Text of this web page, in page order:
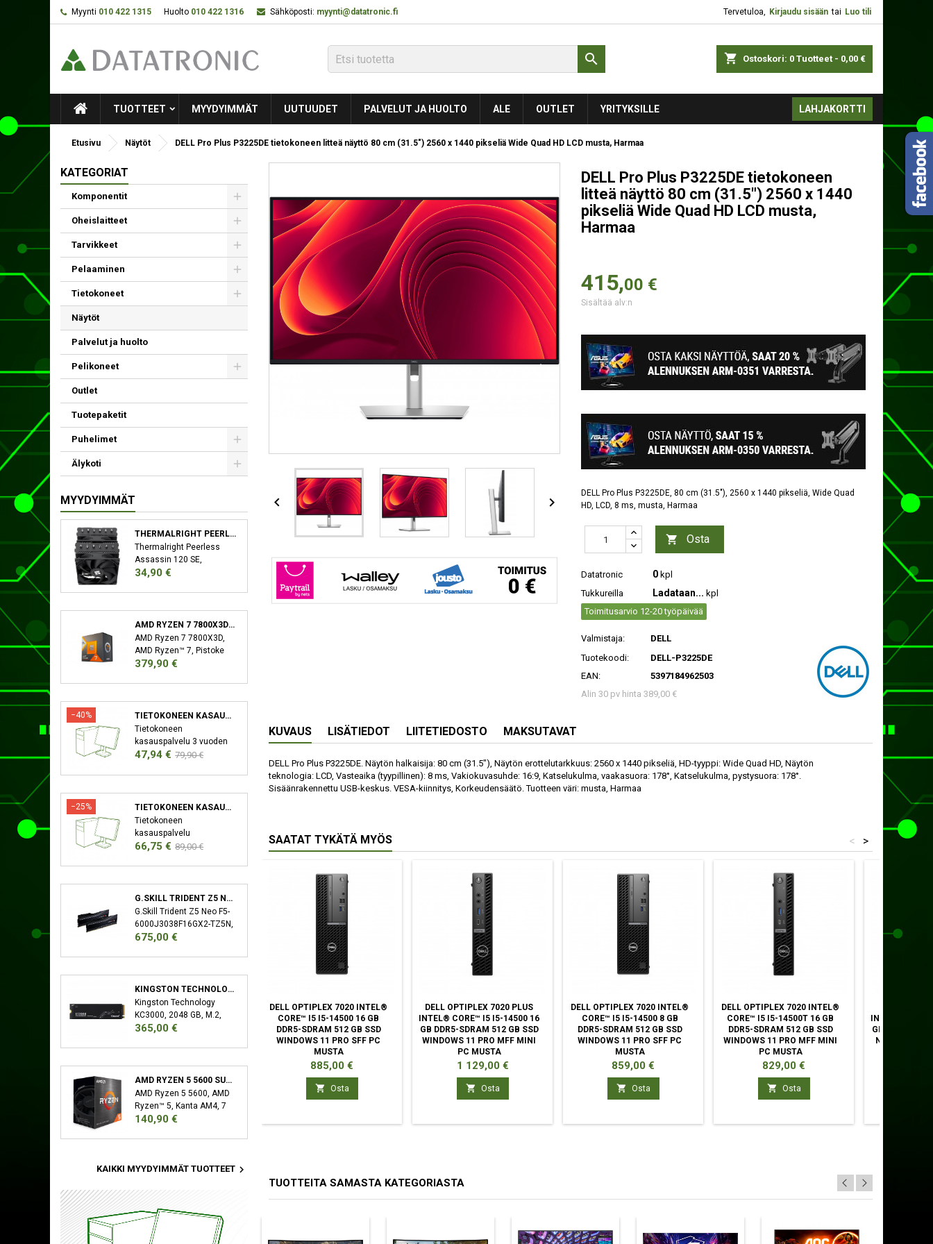
Myynti 010 422 1315 Huolto 010 422 1316 Sähköposti: myynti@datatronic.fi Tervetuloa, Kirjaudu sisään tai Luo tili
shopping_cart Ostoskori: 0 Tuotteet - 0,00 €

TUOTTEET MYYDYIMMÄT UUTUUDET PALVELUT JA HUOLTO ALE OUTLET YRITYKSILLE LAHJAKORTTI
Etusivu Näytöt DELL Pro Plus P3225DE tietokoneen litteä näyttö 80 cm (31.5") 2560 x 1440 pikseliä Wide Quad HD LCD musta, Harmaa
KATEGORIAT
Komponentit
Oheislaitteet
Tarvikkeet
Pelaaminen
Tietokoneet
Näytöt
Palvelut ja huolto
Pelikoneet
Outlet
Tuotepaketit
Puhelimet
Älykoti
MYYDYIMMÄT
THERMALRIGHT PEERLESS ASSASSIN 120 SE SUORITIN JÄÄHDYTYSLEVY/JÄÄHDYTIN 12 CM MUSTA
Thermalright Peerless
Assassin 120 SE,
Jäähdytyslevy/jäähdytin,
Hinta
34,90 €
AMD RYZEN 7 7800X3D SUORITIN 4,2 GHZ 96 MB L3 LAATIKKO
AMD Ryzen 7 7800X3D,
AMD Ryzen™ 7, Pistoke
AM5, 5 nm, AMD,
Hinta
379,90 €
−40%
TIETOKONEEN KASAUSPALVELU
Tietokoneen
kasauspalvelu 3 vuoden
takuu XMP/EXPO
Hinta
47,94 € Normaali
79,90 €
−25%
TIETOKONEEN KASAUSPALVELU SEKÄ KÄYTTÖJÄRJESTELMÄN ASENNUS
Tietokoneen
kasauspalvelu
Käyttöjärjestelmän
vuoden takuu XMP/EXPO
Aktivointi Bios-Päivitys
Hinta
66,75 € Normaali
89,00 €
G.SKILL TRIDENT Z5 NEO F5-6000J3038F16GX2-TZ5N MUISTIMODUULI 32 GB 2 X 16 GB DDR5 6000 MHZ
G.Skill Trident Z5 Neo F5-
6000J3038F16GX2-TZ5N,
32 GB, 2 x 16 GB, DDR5,
Hinta
675,00 €
KINGSTON TECHNOLOGY KC3000 M.2 2048 GB PCI EXPRESS 4.0 3D TLC NVME
Kingston Technology
KC3000, 2048 GB, M.2,
7000 MB/s
Hinta
365,00 €
AMD RYZEN 5 5600 SUORITIN 3,5 GHZ 32 MB L3 LAATIKKO
AMD Ryzen 5 5600, AMD
Ryzen™ 5, Kanta AM4, 7
nm, AMD, 3,5 GHz, 4,4
Hinta
140,90 €
KAIKKI MYYDYIMMÄT TUOTTEET 
 
DELL Pro Plus P3225DE tietokoneen
litteä näyttö 80 cm (31.5") 2560 x 1440
pikseliä Wide Quad HD LCD musta,
Harmaa
415,00 €
Sisältää alv:n
DELL Pro Plus P3225DE, 80 cm (31.5"), 2560 x 1440 pikseliä, Wide Quad
HD, LCD, 8 ms, musta, Harmaa
 Osta
Datatronic 0 kpl
Tukkureilla
Ladataan... kpl
Toimitusarvio 12-20 työpäivää
Valmistaja:
DELL
Tuotekoodi:
DELL-P3225DE
EAN:
5397184962503
Alin 30 pv hinta 389,00 €
KUVAUS LISÄTIEDOT LIITETIEDOSTO MAKSUTAVAT
DELL Pro Plus P3225DE. Näytön halkaisija: 80 cm (31.5"), Näytön erottelutarkkuus: 2560 x 1440 pikseliä, HD-tyyppi: Wide Quad HD, Näytön
teknologia: LCD, Vasteaika (tyypillinen): 8 ms, Vakiokuvasuhde: 16:9, Katselukulma, vaakasuora: 178°, Katselukulma, pystysuora: 178°.
Sisäänrakennettu USB-keskus. VESA-kiinnitys, Korkeudensäätö. Tuotteen väri: musta, Harmaa
SAATAT TYKÄTÄ MYÖS >
<
DELL OPTIPLEX 7020 INTEL®
CORE™ I5 I5-14500 16 GB
DDR5-SDRAM 512 GB SSD
WINDOWS 11 PRO SFF PC
MUSTA
Hinta
885,00 €
 Osta
DELL OPTIPLEX 7020 PLUS
INTEL® CORE™ I5 I5-14500 16
GB DDR5-SDRAM 512 GB SSD
WINDOWS 11 PRO MFF MINI
PC MUSTA
Hinta
1 129,00 €
 Osta
DELL OPTIPLEX 7020 INTEL®
CORE™ I5 I5-14500 8 GB
DDR5-SDRAM 512 GB SSD
WINDOWS 11 PRO SFF PC
MUSTA
Hinta
859,00 €
 Osta
DELL OPTIPLEX 7020 INTEL®
CORE™ I5 I5-14500T 16 GB
DDR5-SDRAM 512 GB SSD
WINDOWS 11 PRO MFF MINI
PC MUSTA
Hinta
829,00 €
 Osta
INTEL®
GB DDR5-
NVIDIA
TUOTTEITA SAMASTA KATEGORIASTA